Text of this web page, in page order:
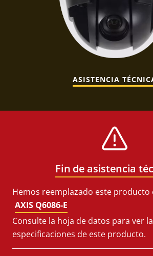
ASISTENCIA
Fin de asistencia
Hemos reemplazado este producto
AXIS Q6086-E
Consulte la hoja de datos para ver
especificaciones de este producto.